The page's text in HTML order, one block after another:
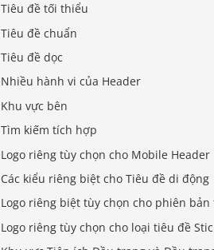
Tiêu đề tối thiểu
Tiêu đề chuẩn
Tiêu đề dọc
Nhiều hành vi của Header
Khu vực bên
Tìm kiếm tích hợp
Logo riêng tùy chọn cho Mobile Header
Các kiểu riêng biệt cho Tiêu đề di động
Logo riêng biệt tùy chọn cho phiên
Logo riêng tùy chọn cho loại tiêu đề